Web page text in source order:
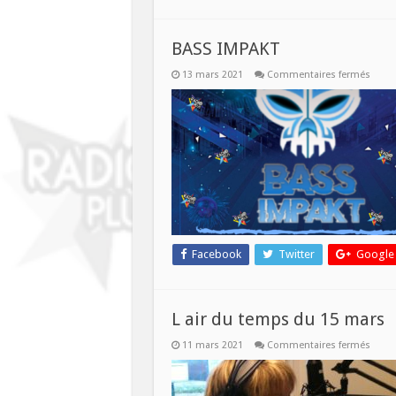
BASS IMPAKT
13 mars 2021 Commentaires ferméssur
Facebook Twitter Google
L air du temps du 15 mars
11 mars 2021 Commentaires ferméssur
air
du